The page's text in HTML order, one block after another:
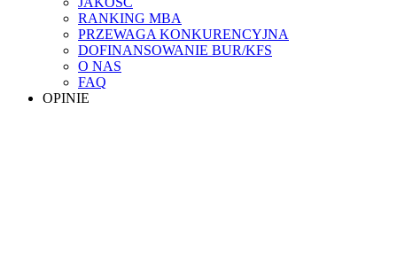
RANKING MBA
PRZEWAGA KONKURENCYJNA
DOFINANSOWANIE BUR/KFS
O NAS
FAQ
OPINIE